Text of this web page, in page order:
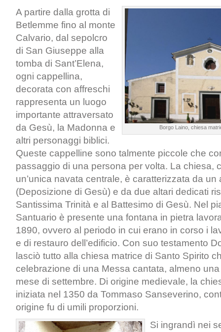
Borgo Laino, chiesa
A partire dalla grotta di
Betlemme fino al monte
Calvario, dal sepolcro
di San Giuseppe alla
tomba di Sant’Elena,
ogni cappellina,
decorata con affreschi
rappresenta un luogo
importante attraversato
da Gesù, la Madonna e
altri personaggi biblici.
Queste cappelline sono talmente piccole che
passaggio di una persona per volta. La chiesa,
un’unica navata centrale, è caratterizzata da un
(Deposizione di Gesù) e da due altari dedicati
Santissima Trinità e al Battesimo di Gesù. Nel
Santuario è presente una fontana in pietra
1890, ovvero al periodo in cui erano in corso i
e di restauro dell’edificio. Con suo testamento
lasciò tutto alla chiesa matrice di Santo Spirito
celebrazione di una Messa cantata, almeno una
mese di settembre. Di origine medievale, la
iniziata nel 1350 da Tommaso Sanseverino,
origine fu di umili proporzioni.
Si ingrandì nei